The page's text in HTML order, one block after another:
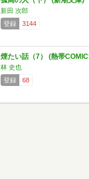
新田 次郎
登録
3144
煙たい話（7） (熱帯
林 史也
登録
68